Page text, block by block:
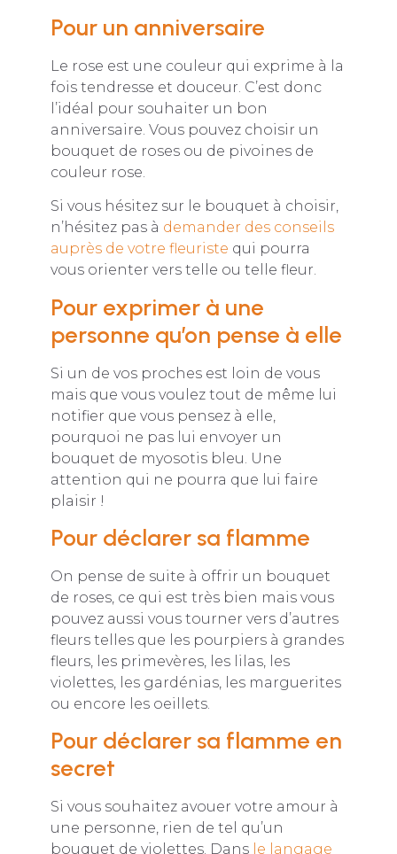
Pour un anniversaire
Le rose est une couleur qui exprime à la
fois tendresse et douceur. C’est donc
l’idéal pour souhaiter un bon
anniversaire. Vous pouvez choisir un
bouquet de roses ou de pivoines de
couleur rose.
Si vous hésitez sur le bouquet à choisir,
n’hésitez pas à demander des conseils
auprès de votre fleuriste qui pourra
vous orienter vers telle ou telle fleur.
Pour exprimer à une
personne qu’on pense à elle
Si un de vos proches est loin de vous
mais que vous voulez tout de même lui
notifier que vous pensez à elle,
pourquoi ne pas lui envoyer un
bouquet de myosotis bleu. Une
attention qui ne pourra que lui faire
plaisir !
Pour déclarer sa flamme
On pense de suite à offrir un bouquet
de roses, ce qui est très bien mais vous
pouvez aussi vous tourner vers d’autres
fleurs telles que les pourpiers à grandes
fleurs, les primevères, les lilas, les
violettes, les gardénias, les marguerites
ou encore les oeillets.
Pour déclarer sa flamme en
secret
Si vous souhaitez avouer votre amour à
une personne, rien de tel qu’un
bouquet de violettes. Dans le langage